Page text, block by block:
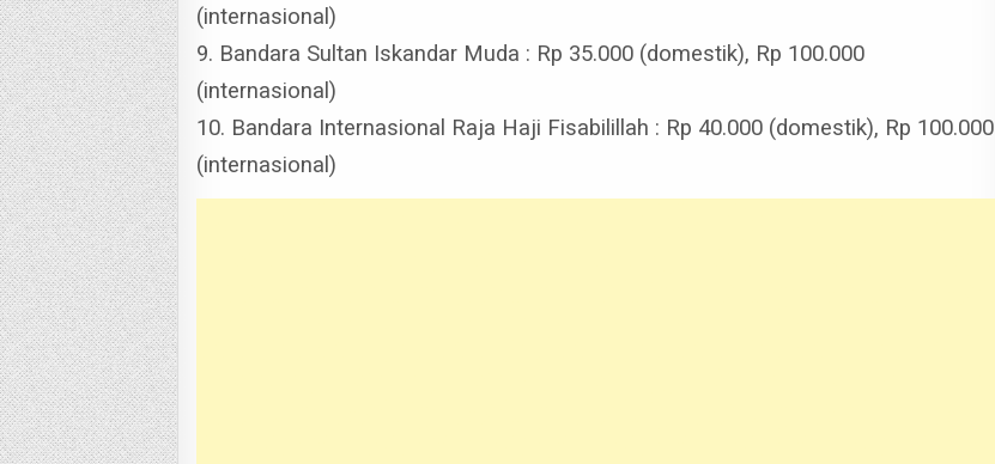
(internasional)
9. Bandara Sultan Iskandar Muda : Rp 35.000 (domestik), Rp 100.000
(internasional)
10. Bandara Internasional Raja Haji Fisabilillah : Rp 40.000 (domestik), Rp 100.000
(internasional)